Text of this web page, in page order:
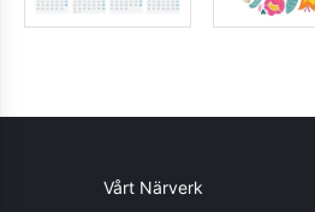
Vårt Närverk